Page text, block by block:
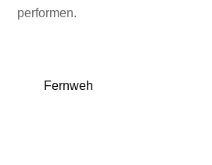
performen.
Fernweh